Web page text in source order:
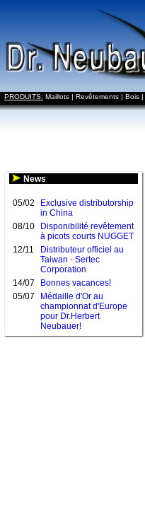
PRODUITS: Maillots | Revêtements | Bois |
News
05/02
Exclusive distributorship
in China
08/10
Disponibilité revêtement
à picots courts NUGGET
12/11
Distributeur officiel au
Taiwan - Sertec
Corporation
14/07
Bonnes vacances!
05/07
Médaille d'Or au
championnat d'Europe
pour Dr.Herbert
Neubauer!